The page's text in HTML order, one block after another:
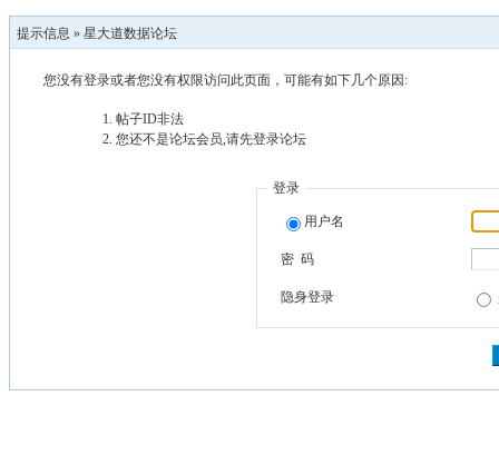
提示信息 » 星大道数据论坛
您没有登录或者您没有权限访问此页面，可能有如下几个原因:
帖子ID非法
您还不是论坛会员,请先登录论坛
登录
用户名
密 码
隐身登录